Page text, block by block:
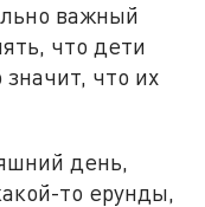
важный
что дети
что их
день,
то ерунды,